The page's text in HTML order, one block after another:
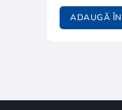
ADAUGĂ